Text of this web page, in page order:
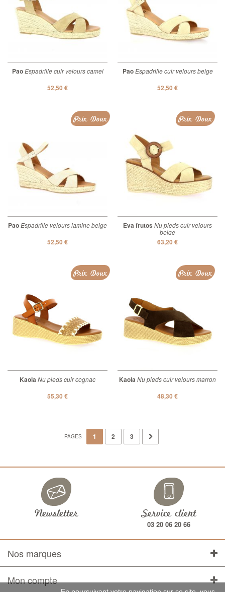
PaoEspadrille cuir velours camel
52,50 €
PaoEspadrille cuir velours beige
52,50 €
PaoEspadrille velours lamine beige
52,50 €
Prix Doux
Eva frutos Nu pieds cuir velours
beige
63,20 €
Prix Doux
Kaola Nu pieds cuir cognac
55,30 €
Prix Doux
Kaola Nu pieds cuir velours marron
48,30 €
Prix Doux
PAGES 1 2 3 Suivant
Newsletter Service client
03 20 06 20 66
Nos marques
Mon compte